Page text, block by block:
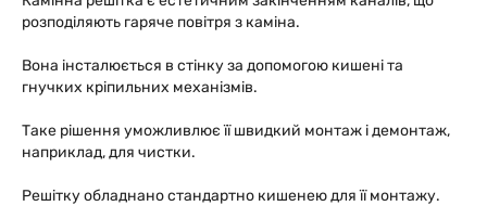
розподіляють гаряче повітря з каміна.
Вона інсталюється в стінку за допомогою кишені та
гнучких кріпильних механізмів.
Таке рішення уможливлює її швидкий монтаж і демонтаж,
наприклад, для чистки.
Решітку обладнано стандартно кишенею для її монтажу.